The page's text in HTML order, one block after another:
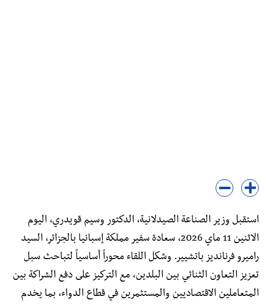
استقبل وزير الصناعة الصيدلانية، الدكتور وسيم قويدري، اليوم
الاثنين 11 ماي 2026، سعادة سفير مملكة إسبانيا بالجزائر، السيد
راميرو فرنانديز باتشيير. وشكل اللقاء محوراً أساسياً لتباحث سبل
تعزيز التعاون الثنائي بين البلدين، مع التركيز على دفع الشراكة بين
المتعاملين الاقتصاديين والمستثمرين في قطاع الدواء، بما يخدم